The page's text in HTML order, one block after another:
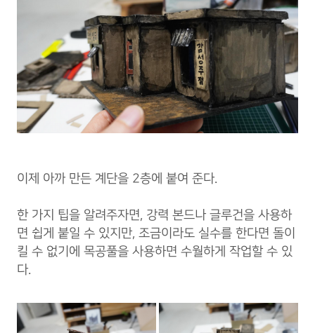
이제 아까 만든 계단을 2층에 붙여 준다.
한 가지 팁을 알려주자면, 강력 본드나 글루건을 사용하
면 쉽게 붙일 수 있지만, 조금이라도 실수를 한다면 돌이
킬 수 없기에 목공풀을 사용하면 수월하게 작업할 수 있
다.